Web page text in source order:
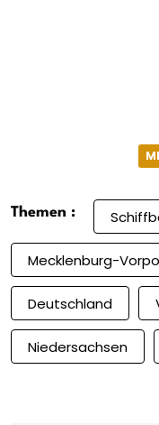
Themen :
Mecklenburg-
Deutschland
Niedersachsen